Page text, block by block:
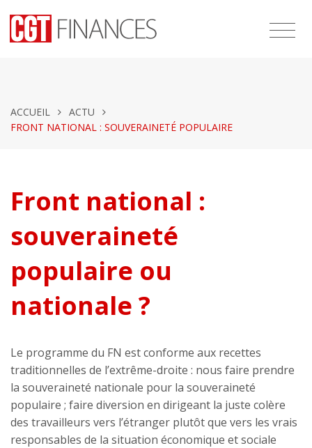
ACCUEIL
ACTU
FRONT NATIONAL : SOUVERAINETÉ POPULAIRE
Front national :
souveraineté
populaire ou
nationale ?
Le programme du FN est conforme aux recettes
traditionnelles de l’extrême-droite : nous faire prendre
la souveraineté nationale pour la souveraineté
populaire ; faire diversion en dirigeant la juste colère
des travailleurs vers l’étranger plutôt que vers les vrais
responsables de la situation économique et sociale